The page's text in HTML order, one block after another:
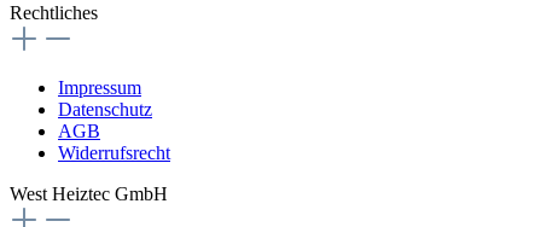
Rechtliches
Impressum
Datenschutz
AGB
Widerrufsrecht
West Heiztec GmbH